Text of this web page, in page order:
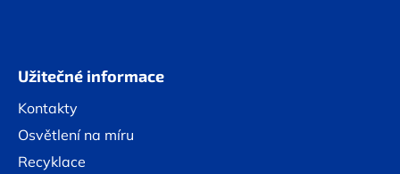
Užitečné informace
Kontakty
Osvětlení na míru
Recyklace